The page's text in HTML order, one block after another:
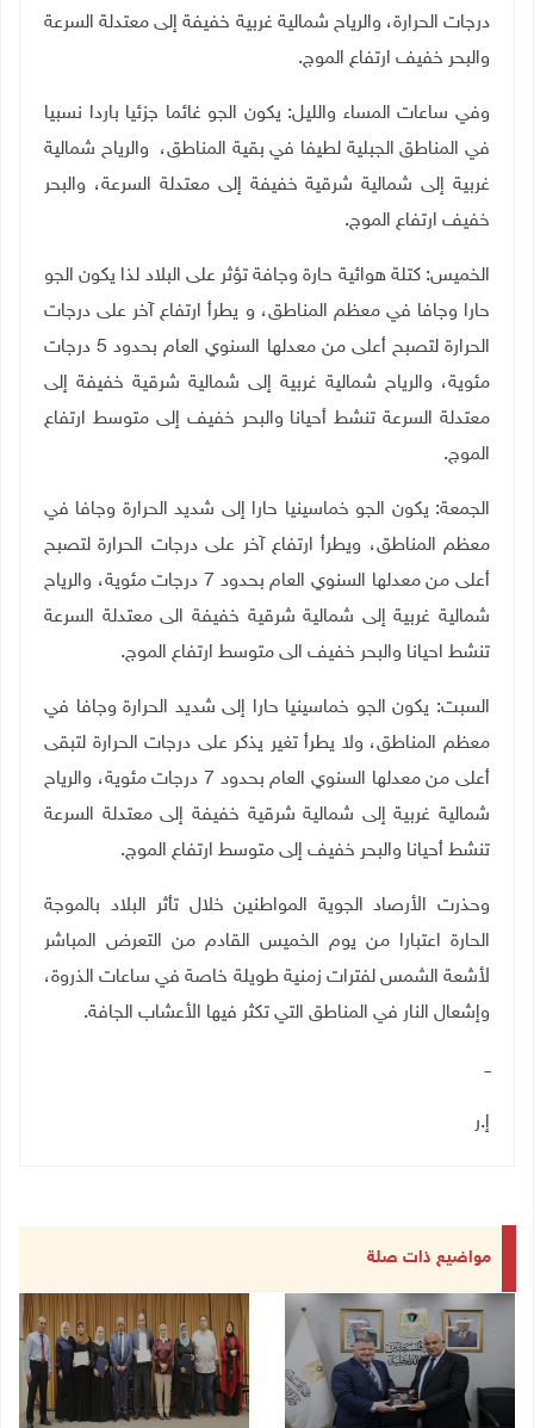
درجات الحرارة، والرياح شمالية غربية خفيفة إلى معتدلة السرعة
والبحر خفيف ارتفاع الموج.
وفي ساعات المساء والليل: يكون الجو غائما جزئيا باردا نسبيا
في المناطق الجبلية لطيفا في بقية المناطق، والرياح شمالية
غربية إلى شمالية شرقية خفيفة إلى معتدلة السرعة، والبحر
خفيف ارتفاع الموج.
الخميس: كتلة هوائية حارة وجافة تؤثر على البلاد لذا يكون الجو
حارا وجافا في معظم المناطق، و يطرأ ارتفاع آخر على درجات
الحرارة لتصبح أعلى من معدلها السنوي العام بحدود 5 درجات
مئوية، والرياح شمالية غربية إلى شمالية شرقية خفيفة إلى
معتدلة السرعة تنشط أحيانا والبحر خفيف إلى متوسط ارتفاع
الموج.
الجمعة: يكون الجو خماسينيا حارا إلى شديد الحرارة وجافا في
معظم المناطق، ويطرأ ارتفاع آخر على درجات الحرارة لتصبح
أعلى من معدلها السنوي العام بحدود 7 درجات مئوية، والرياح
شمالية غربية إلى شمالية شرقية خفيفة الى معتدلة السرعة
تنشط احيانا والبحر خفيف الى متوسط ارتفاع الموج.
السبت: يكون الجو خماسينيا حارا إلى شديد الحرارة وجافا في
معظم المناطق، ولا يطرأ تغير يذكر على درجات الحرارة لتبقى
أعلى من معدلها السنوي العام بحدود 7 درجات مئوية، والرياح
شمالية غربية إلى شمالية شرقية خفيفة إلى معتدلة السرعة
تنشط أحيانا والبحر خفيف إلى متوسط ارتفاع الموج.
وحذرت الأرصاد الجوية المواطنين خلال تأثر البلاد بالموجة
الحارة اعتبارا من يوم الخميس القادم من التعرض المباشر
لأشعة الشمس لفترات زمنية طويلة خاصة في ساعات الذروة،
وإشعال النار في المناطق التي تكثر فيها الأعشاب الجافة.
ــ
إ.ر
مواضيع ذات صلة